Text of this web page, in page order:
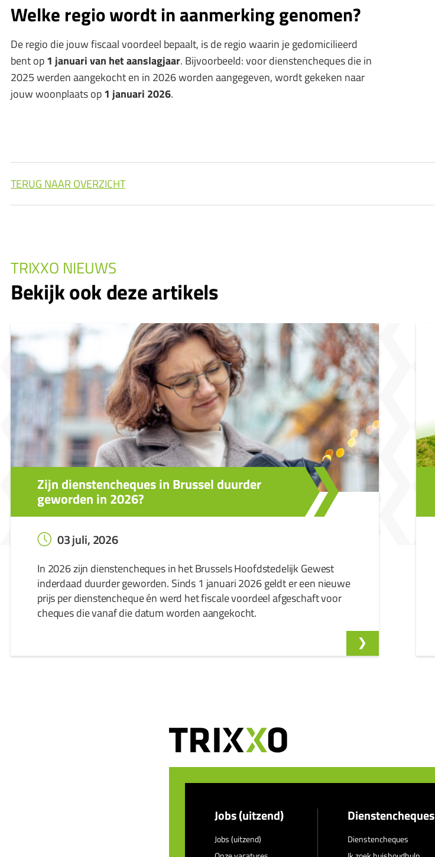
Welke regio wordt in aanmerking genomen?
De regio die jouw fiscaal voordeel bepaalt, is de regio waarin je gedomicilieerd
bent op1 januari van het aanslagjaar. Bijvoorbeeld: voor dienstencheques die in
2025 werden aangekocht en in 2026 worden aangegeven, wordt gekeken naar
jouw woonplaats op1 januari 2026.
TERUG NAAR OVERZICHT
TRIXXO NIEUWS
Bekijk ook deze artikels
Zijn dienstencheques in Brussel duurder
geworden in 2026?
03 juli, 2026
In 2026 zijn dienstencheques in het Brussels Hoofdstedelijk Gewest
inderdaad duurder geworden. Sinds 1 januari 2026 geldt er een nieuwe
prijs per dienstencheque én werd het fiscale voordeel afgeschaft voor
cheques die vanaf die datum worden aangekocht.
Jobs (uitzend)
Jobs (uitzend)
Dienstencheques
Dienstencheques